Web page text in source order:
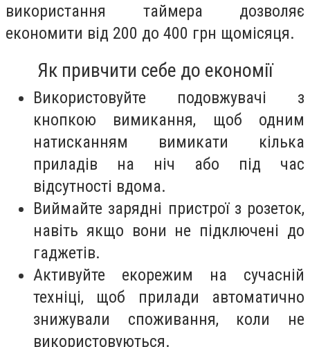
використання таймера дозволяє
економити від 200 до 400 грн щомісяця.
Як привчити себе до економії
Використовуйте подовжувачі з
кнопкою вимикання, щоб одним
натисканням вимикати кілька
приладів на ніч або під час
відсутності вдома.
Виймайте зарядні пристрої з розеток,
навіть якщо вони не підключені до
гаджетів.
Активуйте екорежим на сучасній
техніці, щоб прилади автоматично
знижували споживання, коли не
використовуються.